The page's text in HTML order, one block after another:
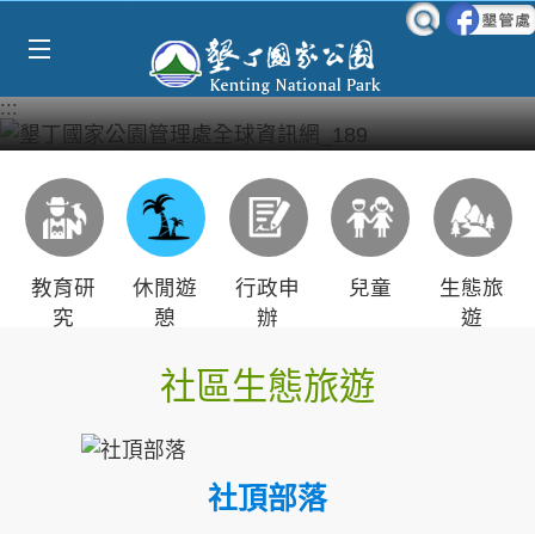
:::
教育研
究
休閒遊
憩
行政申
辦
兒童
生態旅
遊
社區生態旅遊
社頂部落